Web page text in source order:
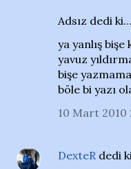
Adsız dedi ki…
ya yanlış
yavuz
bişe
böle bi yazı
10 Mart 2010
DexteR dedi